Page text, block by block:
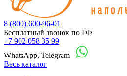
8 (800) 600-96-01
Бесплатный звонок по РФ
+7 902 058 35 99
WhatsApp, Telegram
Весь каталог